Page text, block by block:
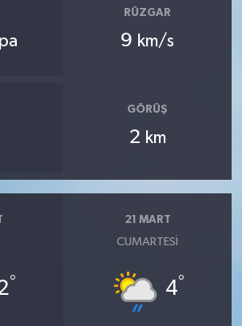
RÜZGAR
9 km/s
GÖRÜŞ
2 km
°
21 MART
CUMARTESI
4°